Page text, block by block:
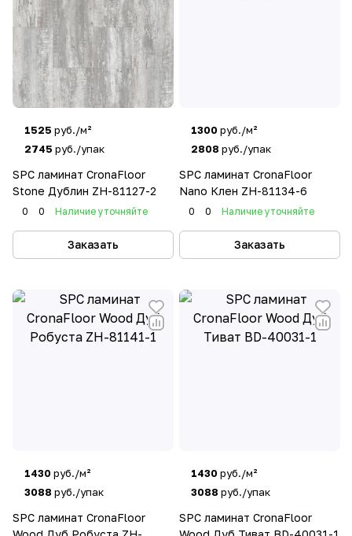
1525 руб./м²
2745 руб./упак
SPC ламинат CronaFloor
Stone Дублин ZH-81127-2
0 0 Наличие уточняйте
Заказать
1300 руб./м²
2808 руб./упак
SPC ламинат CronaFloor
Nano Клен ZH-81134-6
0 0 Наличие уточняйте
Заказать
1430 руб./м²
3088 руб./упак
SPC ламинат CronaFloor
1430 руб./м²
3088 руб./упак
SPC ламинат CronaFloor